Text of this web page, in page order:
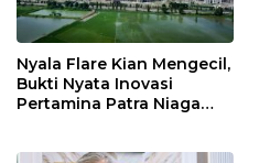
Nyala Flare Kian Mengecil,
Bukti Nyata Inovasi
Pertamina Patra Niaga